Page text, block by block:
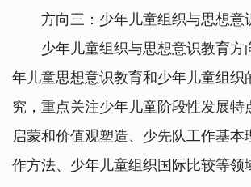
方向三：少年儿童组织与思想意
少年儿童组织与思想意识教育方
年儿童思想意识教育和少年儿童组织
究，重点关注少年儿童阶段性发展特
启蒙和价值观塑造、少先队工作基本
作方法、少年儿童组织国际比较等领